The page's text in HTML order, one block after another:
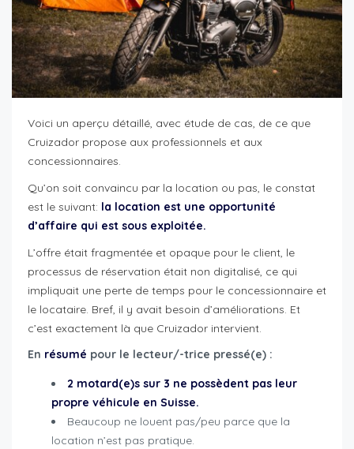
Voici un aperçu détaillé, avec étude de cas, de ce que
Cruizador propose aux professionnels et aux
concessionnaires.
Qu’on soit convaincu par la location ou pas, le constat
est le suivant: la location est une opportunité
d’affaire qui est sous exploitée.
L’offre était fragmentée et opaque pour le client, le
processus de réservation était non digitalisé, ce qui
impliquait une perte de temps pour le concessionnaire et
le locataire. Bref, il y avait besoin d’améliorations. Et
c’est exactement là que Cruizador intervient.
En résumé pour le lecteur/-trice pressé(e) :
2 motard(e)s sur 3 ne possèdent pas leur
propre véhicule en Suisse.
Beaucoup ne louent pas/peu parce que la
location n’est pas pratique.